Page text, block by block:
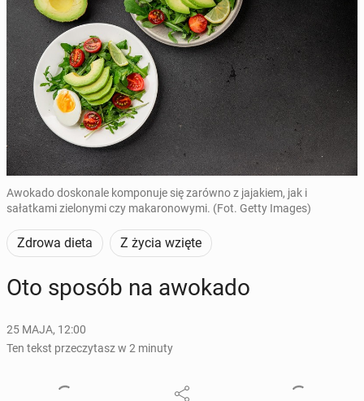
Awokado doskonale komponuje się zarówno z jajakiem, jak i
sałatkami zielonymi czy makaronowymi. (Fot. Getty Images)
Zdrowa dieta Z życia wzięte
Oto sposób na awokado
25 MAJA, 12:00
Ten tekst przeczytasz w 2 minuty